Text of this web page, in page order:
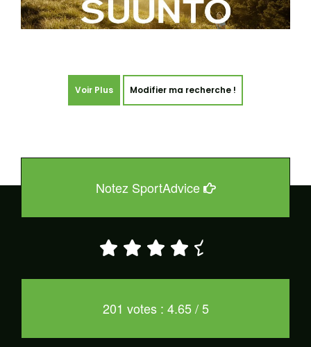
Voir Plus Modifier ma recherche !
Notez SportAdvice
201 votes : 4.65 / 5